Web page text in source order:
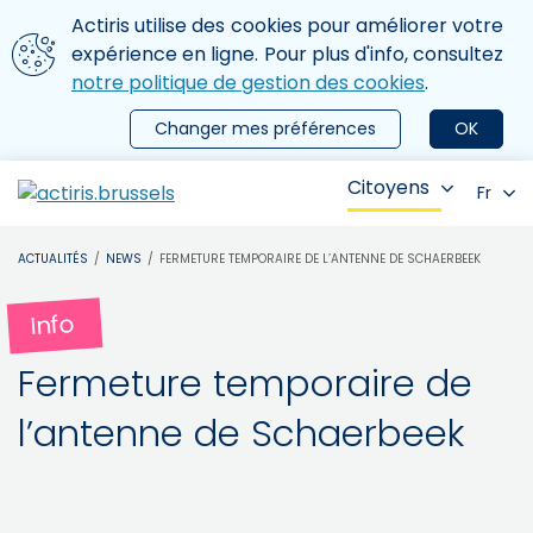
Aller au contenu principal
Nous utilisons des cookies
Actiris utilise des cookies pour améliorer votre
expérience en ligne. Pour plus d'info, consultez
notre politique de gestion des cookies.
OK
Changer mes préférences
le menu
Citoyens Fr
ACTUALITÉS NEWS FERMETURE TEMPORAIRE DE L’ANTENNE DE SCHAERBEEK
Info
Fermeture temporaire de
l’antenne de Schaerbeek